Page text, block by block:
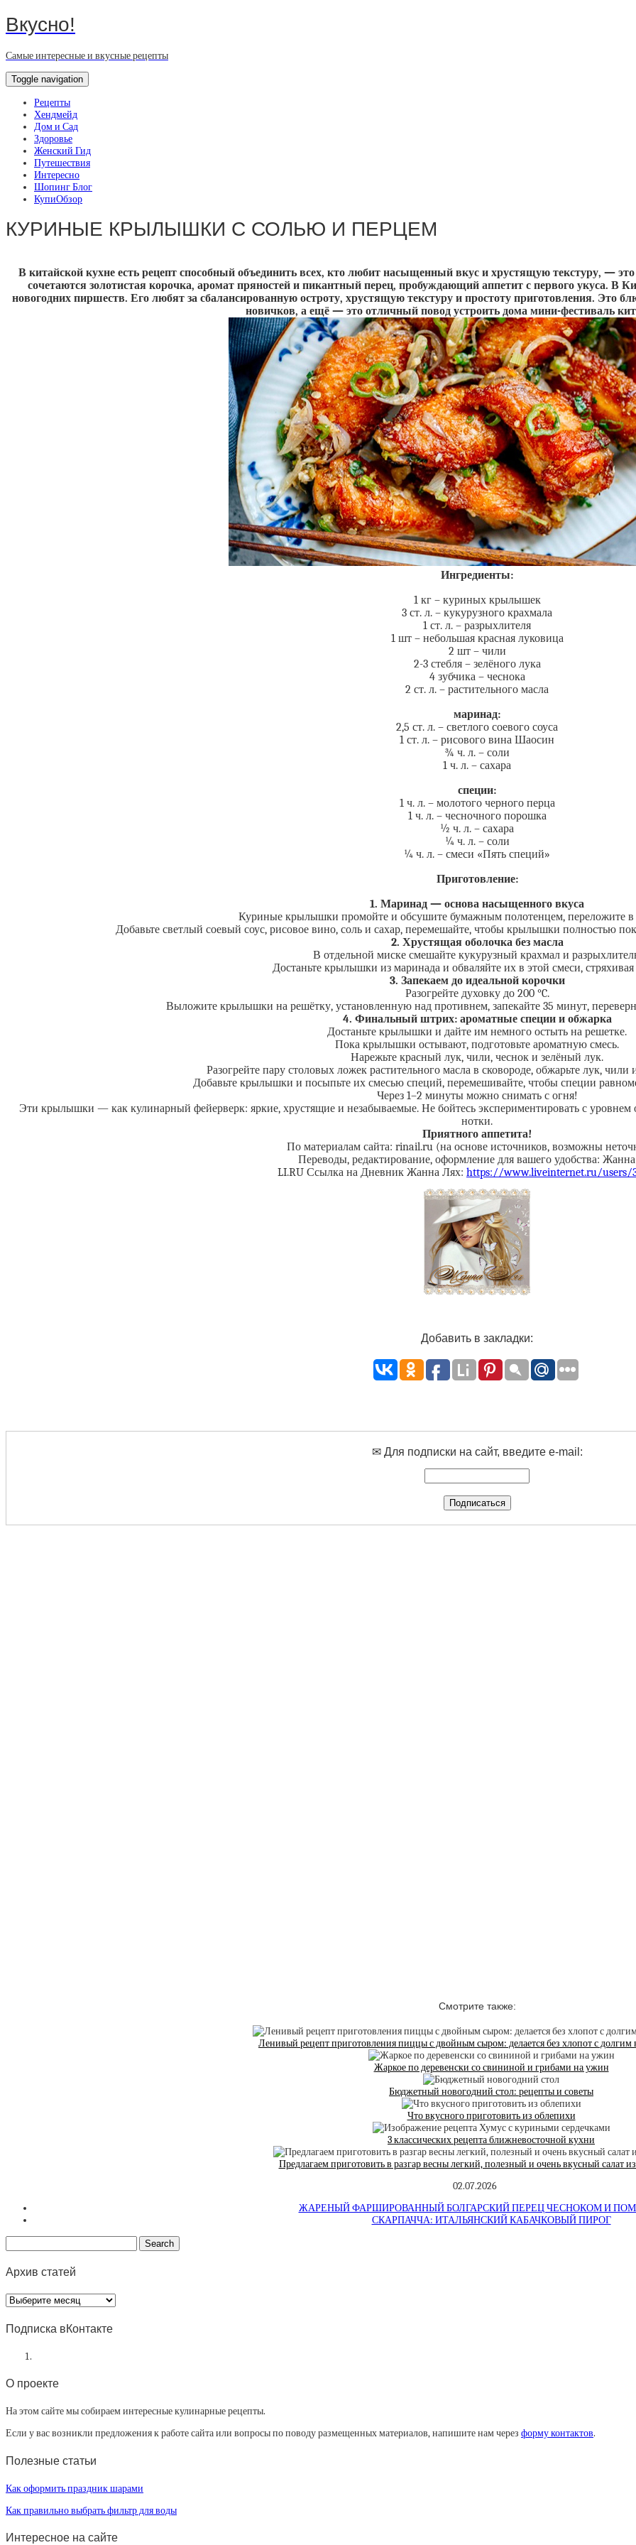
Вкусно!
Самые интересные и вкусные рецепты
Toggle navigation
Рецепты
Хендмейд
Дом и Сад
Здоровье
Женский Гид
Путешествия
Интересно
Шопинг Блог
КупиОбзор
КУРИНЫЕ КРЫЛЫШКИ С СОЛЬЮ И ПЕРЦЕМ
В китайской кухне есть рецепт способный объединить всех, кто любит насыщенный вкус и хрустящую текстуру, —
сочетаются золотистая корочка, аромат пряностей и пикантный перец, пробуждающий аппетит с первого укуса. В
новогодних пиршеств. Его любят за сбалансированную остроту, хрустящую текстуру и простоту приготовления. Это
новичков, а ещё — это отличный повод устроить дома мини-фестиваль
Ингредиенты:
1 кг – куриных крылышек
3 ст. л. – кукурузного крахмала
1 ст. л. – разрыхлителя
1 шт – небольшая красная луковица
2 шт – чили
2-3 стебля – зелёного лука
4 зубчика – чеснока
2 ст. л. – растительного масла
маринад:
2,5 ст. л. – светлого соевого соуса
1 ст. л. – рисового вина Шаосин
¾ ч. л. – соли
1 ч. л. – сахара
специи:
1 ч. л. – молотого черного перца
1 ч. л. – чесночного порошка
½ ч. л. – сахара
¼ ч. л. – соли
¼ ч. л. – смеси «Пять специй»
Приготовление:
1. Маринад — основа насыщенного вкуса
Куриные крылышки промойте и обсушите бумажным полотенцем, переложите
Добавьте светлый соевый соус, рисовое вино, соль и сахар, перемешайте, чтобы крылышки полностью
2. Хрустящая оболочка без масла
В отдельной миске смешайте кукурузный крахмал и
Достаньте крылышки из маринада и обваляйте их в этой смеси,
3. Запекаем до идеальной корочки
Разогрейте духовку до 200 °C.
Выложите крылышки на решётку, установленную над противнем, запекайте 35 минут,
4. Финальный штрих: ароматные специи и обжарка
Достаньте крылышки и дайте им немного остыть на решетке.
Пока крылышки остывают, подготовьте ароматную смесь.
Нарежьте красный лук, чили, чеснок и зелёный лук.
Разогрейте пару столовых ложек растительного масла в сковороде, обжарьте лук,
Добавьте крылышки и посыпьте их смесью специй, перемешивайте, чтобы специи
Через 1–2 минуты можно снимать с огня!
Эти крылышки — как кулинарный фейерверк: яркие, хрустящие и незабываемые. Не бойтесь экспериментировать с уровнем
нотки.
Приятного аппетита!
По материалам сайта: rinail.ru (на основе источников, возможны
Переводы, редактирование, оформление для вашего удобства:
LI.RU Ссылка на Дневник Жанна Лях: https://www.liveinternet.ru/users/
Добавить в закладки:
✉ Для подписки на сайт, введите e-mail:
Смотрите также:
Ленивый рецепт приготовления пиццы с двойным сыром: делается без хлопот с
Жаркое по деревенски со свининой и грибами на ужин
Бюджетный новогодний стол: рецепты и советы
Что вкусного приготовить из облепихи
3 классических рецепта ближневосточной кухни
Предлагаем приготовить в разгар весны легкий, полезный и очень вкусный салат
02.07.2026
ЖАРЕНЫЙ ФАРШИРОВАННЫЙ БОЛГАРСКИЙ ПЕРЕЦ ЧЕСНОКОМ И
СКАРПАЧЧА: ИТАЛЬЯНСКИЙ КАБАЧКОВЫЙ ПИРОГ
Архив статей
Архив
статей
Подписка вКонтакте
О проекте
На этом сайте мы собираем интересные кулинарные рецепты.
Если у вас возникли предложения к работе сайта или вопросы по поводу размещенных материалов, напишите нам через форму контактов.
Полезные статьи
Как оформить праздник шарами
Как правильно выбрать фильтр для воды
Интересное на сайте